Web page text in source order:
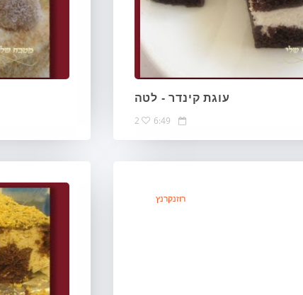
עוגת קינדר - לטה
6:49
2
רוזנקרנץ